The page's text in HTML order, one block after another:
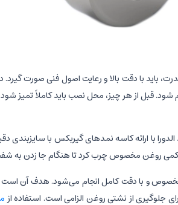
باید با دقت بالا و رعایت اصول فنی صورت
شود. قبل از هر چیز، محل نصب باید کاملاً تمیز
با ارائه کاسه نمدهای گیربکس با سایزبندی
کمی روغن مخصوص چرب کرد تا هنگام جا زدن به
و با دقت کامل انجام می‌شود. هدف آن
جلوگیری از نشتی روغن الزامی است. استفاده از